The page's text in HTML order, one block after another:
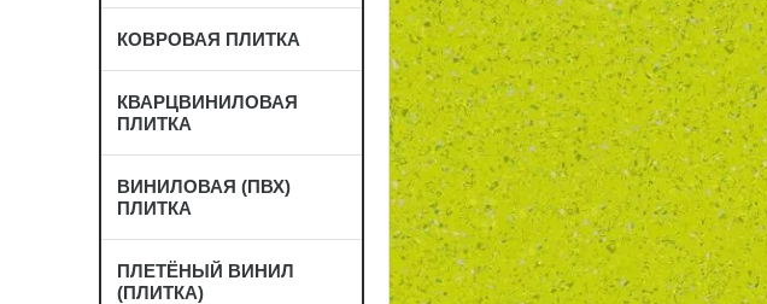
КОВРОВАЯ ПЛИТКА
КВАРЦВИНИЛОВАЯ
ПЛИТКА
ВИНИЛОВАЯ (ПВХ)
ПЛИТКА
ПЛЕТЁНЫЙ ВИНИЛ
(ПЛИТКА)